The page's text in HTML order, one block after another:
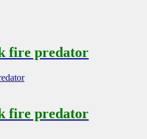
fire predator
fire predator